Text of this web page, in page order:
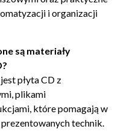
(Miarka) (110)
(Korygujące) (111)
Eye (Czerwone oczy)
(Pędzel) (112)
(Ołówek) (112)
i organizacji
są materiały
płyta CD z
plikami
które pomagają w
technik.